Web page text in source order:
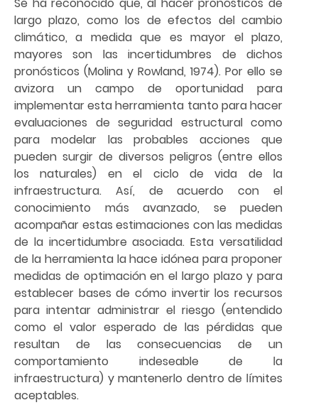
Se ha reconocido que, al hacer pronósticos de
largo plazo, como los de efectos del cambio
climático, a medida que es mayor el plazo,
mayores son las incertidumbres de dichos
pronósticos (Molina y Rowland, 1974). Por ello se
avizora un campo de oportunidad para
implementar esta herramienta tanto para hacer
evaluaciones de seguridad estructural como
para modelar las probables acciones que
pueden surgir de diversos peligros (entre ellos
los naturales) en el ciclo de vida de la
infraestructura. Así, de acuerdo con el
conocimiento más avanzado, se pueden
acompañar estas estimaciones con las medidas
de la incertidumbre asociada. Esta versatilidad
de la herramienta la hace idónea para proponer
medidas de optimación en el largo plazo y para
establecer bases de cómo invertir los recursos
para intentar administrar el riesgo (entendido
como el valor esperado de las pérdidas que
resultan de las consecuencias de un
comportamiento indeseable de la
infraestructura) y mantenerlo dentro de límites
aceptables.